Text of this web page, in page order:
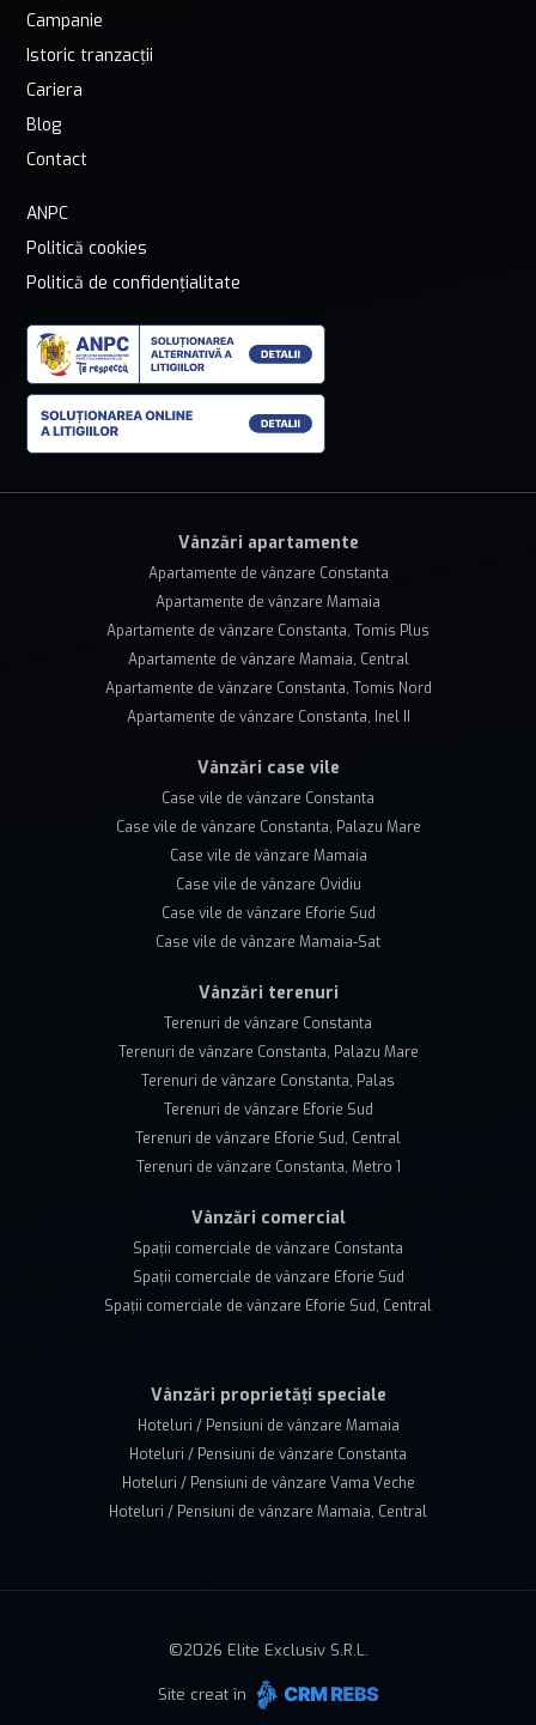
Campanie
Istoric tranzacții
Cariera
Blog
Contact
ANPC
Politică cookies
Politică de confidențialitate
Vânzări apartamente
Apartamente de vânzare Constanta
Apartamente de vânzare Mamaia
Apartamente de vânzare Constanta, Tomis Plus
Apartamente de vânzare Mamaia, Central
Apartamente de vânzare Constanta, Tomis Nord
Apartamente de vânzare Constanta, Inel II
Vânzări case vile
Case vile de vânzare Constanta
Case vile de vânzare Constanta, Palazu Mare
Case vile de vânzare Mamaia
Case vile de vânzare Ovidiu
Case vile de vânzare Eforie Sud
Case vile de vânzare Mamaia-Sat
Vânzări terenuri
Terenuri de vânzare Constanta
Terenuri de vânzare Constanta, Palazu Mare
Terenuri de vânzare Constanta, Palas
Terenuri de vânzare Eforie Sud
Terenuri de vânzare Eforie Sud, Central
Terenuri de vânzare Constanta, Metro 1
Vânzări comercial
Spații comerciale de vânzare Constanta
Spații comerciale de vânzare Eforie Sud
Spații comerciale de vânzare Eforie Sud, Central
Vânzări proprietăți speciale
Hoteluri / Pensiuni de vânzare Mamaia
Hoteluri / Pensiuni de vânzare Constanta
Hoteluri / Pensiuni de vânzare Vama Veche
Hoteluri / Pensiuni de vânzare Mamaia, Central
©2026 Elite Exclusiv S.R.L.
Site creat în